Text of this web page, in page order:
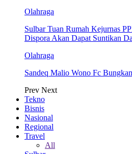
Olahraga
Sulbar Tuan Rumah Kejurnas
Dispora Akan Dapat Suntikan
Olahraga
Sandeq Malio Wono Fc
Prev Next
Tekno
Bisnis
Nasional
Regional
Travel
All